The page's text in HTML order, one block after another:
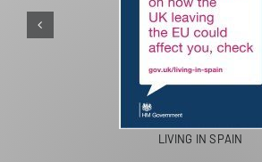
LIVING IN SPAIN